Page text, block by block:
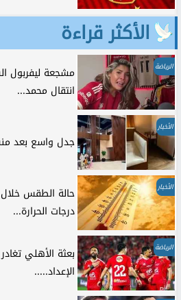
الأكثر قراءة
الرياضة
مشجعة ليفربول
انتقال محمد...
الأخبار
جدل واسع بعد
الأخبار
حالة الطقس
درجات الحرارة...
الرياضة
بعثة الأهلي
الإعداد.....